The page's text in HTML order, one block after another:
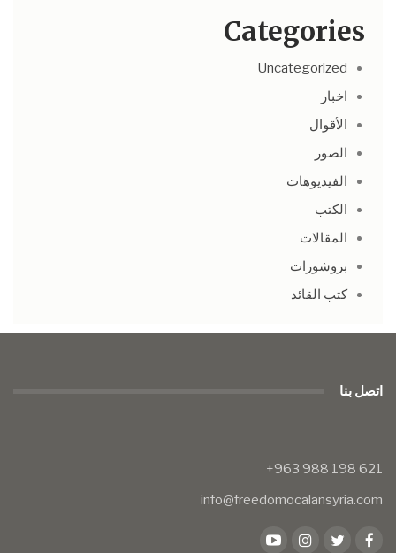
Categories
Uncategorized
اخبار
الأقوال
الصور
الفيديوهات
الكتب
المقالات
بروشورات
كتب القائد
اتصل بنا
info@freedomocalansyria.com